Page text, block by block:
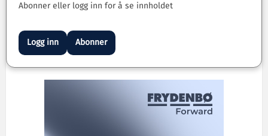
Abonner eller logg inn for å se innholdet
Logg inn Abonner